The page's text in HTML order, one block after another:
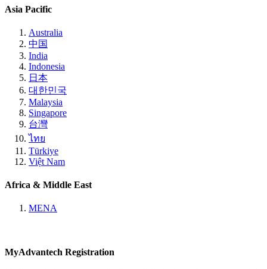
Asia Pacific
Australia
中国
India
Indonesia
日本
대한민국
Malaysia
Singapore
台灣
ไทย
Türkiye
Việt Nam
Africa & Middle East
MENA
MyAdvantech Registration